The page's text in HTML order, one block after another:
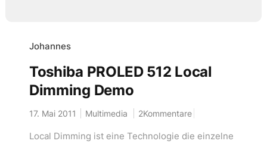
Johannes
Toshiba PROLED 512 Local
Dimming Demo
17. Mai 2011 Multimedia 2Kommentare
Local Dimming ist eine Technologie die einzelne